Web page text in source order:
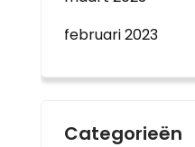
februari 2023
Categorieën